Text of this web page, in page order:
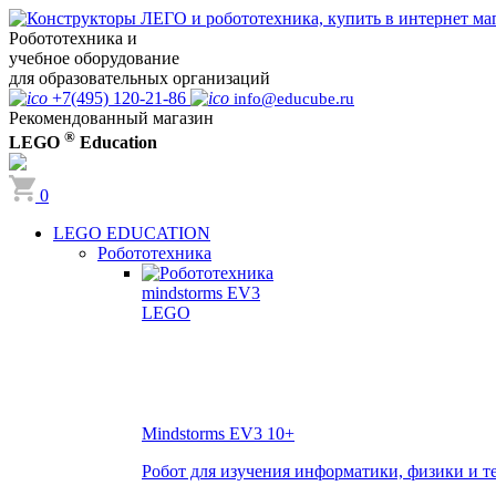
Робототехника и
учебное оборудование
для образовательных организаций
+7(495) 120-21-86
info@educube.ru
Рекомендованный магазин
LEGO ® Education
0
LEGO EDUCATION
Робототехника
Mindstorms EV3 10+
Робот для изучения информатики, физики и